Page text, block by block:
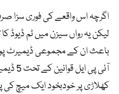
اگرچہ اس واقعے کی فوری سزا
لیکن یہ رواں سیزن میں ٹم ڈیوڈ
آئی پی
کھلاڑی پر خودبخود ایک میچ کی